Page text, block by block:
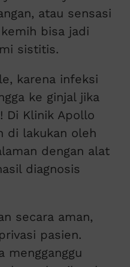
atau sensasi
bisa jadi
sistitis.
karena infeksi
ke ginjal jika
Di Klinik Apollo
di lakukan oleh
dengan alat
diagnosis
secara aman,
pasien.
mengganggu